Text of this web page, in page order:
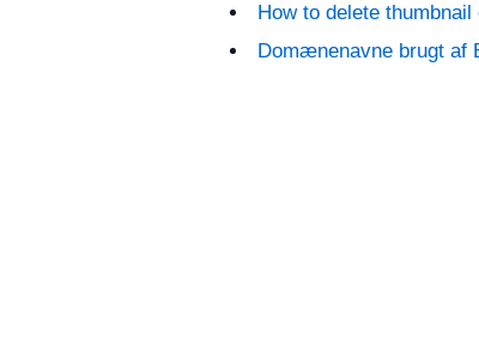
How to delete
Domænenavne brugt af